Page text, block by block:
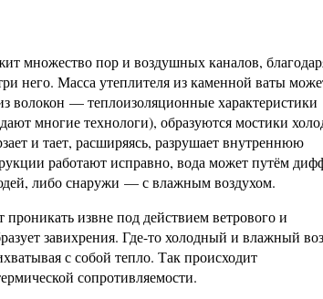
множество пор и воздушных каналов,
него. Масса утеплителя из каменной ваты
волокон — теплоизоляционные характеристики
многие технологи), образуются мостики
и тает, расширяясь, разрушает внутреннюю
работают исправно, вода может путём
либо снаружи — с влажным воздухом.
извне под действием ветрового и
завихрения. Где-то холодный и влажный
с собой тепло. Так происходит
сопротивляемости.